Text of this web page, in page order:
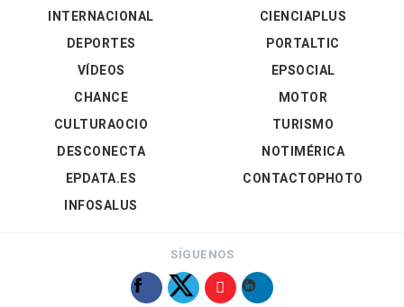
INTERNACIONAL
DEPORTES
VÍDEOS
CIENCIAPLUS
PORTALTIC
EPSOCIAL
CHANCE
CULTURAOCIO
DESCONECTA
EPDATA.ES
INFOSALUS
MOTOR
TURISMO
NOTIMÉRICA
CONTACTOPHOTO
SÍGUENOS